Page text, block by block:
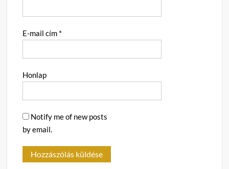
E-mail cím *
Honlap
Notify me of new posts
by email.